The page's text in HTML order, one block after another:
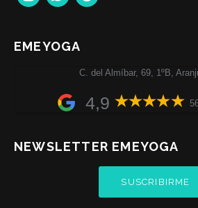
EMEYOGA
C. del Almíbar, 69, 1ºB,
4,9
NEWSLETTER EMEYOGA
SUSCRIBIRME